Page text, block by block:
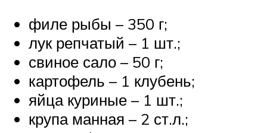
филе рыбы – 350 г;
лук репчатый – 1 шт.;
свиное сало – 50 г;
картофель – 1 клубень;
яйца куриные – 1 шт.;
крупа манная – 2 ст.л.;